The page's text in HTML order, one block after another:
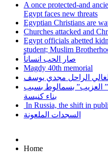
A once protected-and
Egypt faces new threats
Egyptian Christians are
Churches attacked and
Egypt officials abetted
student; Muslim
صار الحب انساناً
Magdy 40th memorial
الراحل مجدي يوسف
” العزيب” بسمالوط بسبب
بناء كنيسة
In Russia, the shift in
السجدات الملعونة
Home